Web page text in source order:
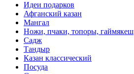
Идеи подарков
Афганский казан
Мангал
Ножи, пчаки, топоры, гаймякеш
Садж
Тандыр
Казан классический
Посуда